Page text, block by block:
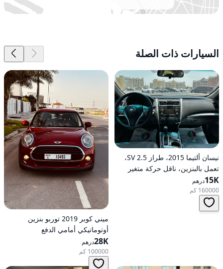
السيارات ذات الصلة
نيسان ألتيما 2015، طراز 2.5 SV،
تعمل بالبنزين، ناقل حركة متغير
مستمر (CVT)، دفع أمامي
15Kدرهم
160000 كم
ميني كوبر 2019 توربو بنزين
أوتوماتيكي أمامي الدفع
28Kدرهم
100000 كم